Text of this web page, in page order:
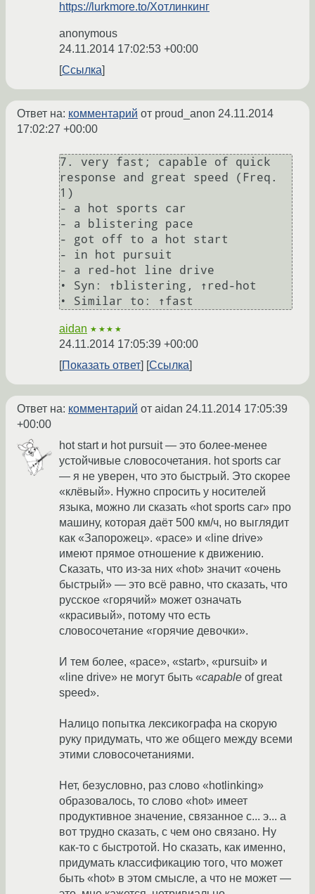
https://lurkmore.to/Хотлинкинг
anonymous
24.11.2014 17:02:53 +00:00
Ссылка
Ответ на: комментарий от proud_anon 24.11.2014
17:02:27 +00:00
7. very fast; capable of quick
response and great speed (Freq.
1)
- a hot sports car
- a blistering pace
- got off to a hot start
- in hot pursuit
- a red-hot line drive
• Syn: ↑blistering, ↑red-hot
• Similar to: ↑fast
aidan ★★★★
24.11.2014 17:05:39 +00:00
Показать ответ
Ссылка
Ответ на: комментарий от aidan 24.11.2014 17:05:39
+00:00
hot start и hot pursuit — это более-менее
устойчивые словосочетания. hot sports car
— я не уверен, что это быстрый. Это скорее
«клёвый». Нужно спросить у носителей
языка, можно ли сказать «hot sports car» про
машину, которая даёт 500 км/ч, но выглядит
как «Запорожец». «pace» и «line drive»
имеют прямое отношение к движению.
Сказать, что из-за них «hot» значит «очень
быстрый» — это всё равно, что сказать, что
русское «горячий» может означать
«красивый», потому что есть
словосочетание «горячие девочки».
И тем более, «pace», «start», «pursuit» и
«line drive» не могут быть «capable of great
speed».
Налицо попытка лексикографа на скорую
руку придумать, что же общего между всеми
этими словосочетаниями.
Нет, безусловно, раз слово «hotlinking»
образовалось, то слово «hot» имеет
продуктивное значение, связанное с... э... а
вот трудно сказать, с чем оно связано. Ну
как-то с быстротой. Но сказать, как именно,
придумать классификацию того, что может
быть «hot» в этом смысле, а что не может —